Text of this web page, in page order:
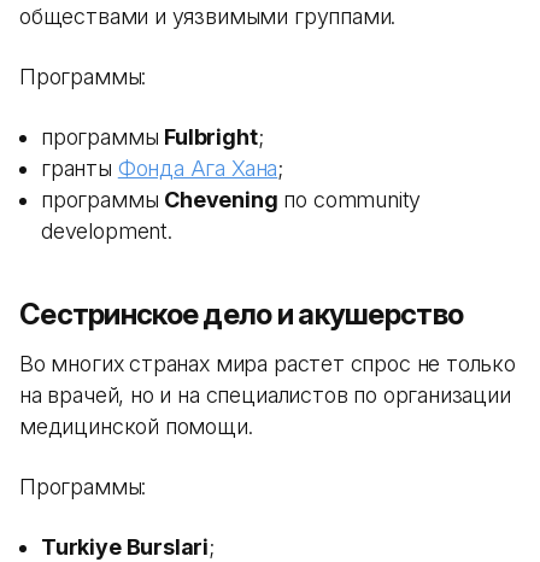
обществами и уязвимыми группами.
Программы:
программы Fulbright;
гранты Фонда Ага Хана;
программы Chevening по community
development.
Сестринское дело и акушерство
Во многих странах мира растет спрос не только
на врачей, но и на специалистов по организации
медицинской помощи.
Программы:
Turkiye Burslari;